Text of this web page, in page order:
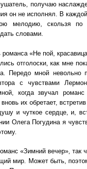
получаю
он не исполнял. В
мелодию, скользя по
словами.
«Не пой,
отголоски, как мне
Передо мной невольно
с чувствами
когда звучал
их обретает,
и чуткое сердце, и,
Олега Погудина я
«Зимний вечер»,
мир. Может быть,